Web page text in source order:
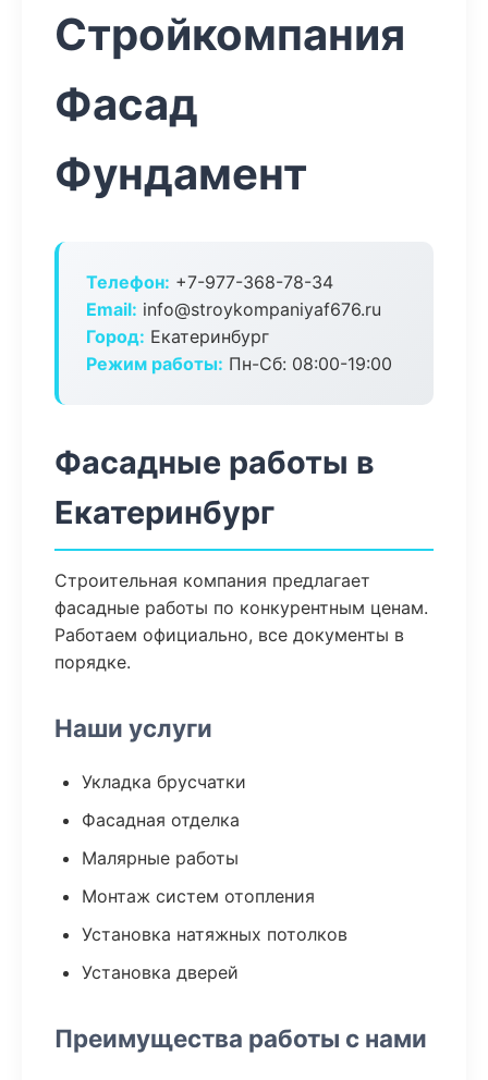
Стройкомпания
Фасад
Фундамент
Телефон: +7-977-368-78-34
Email: info@stroykompaniyaf676.ru
Город: Екатеринбург
Режим работы: Пн-Сб: 08:00-19:00
Фасадные работы в
Екатеринбург
Строительная компания предлагает
фасадные работы по конкурентным ценам.
Работаем официально, все документы в
порядке.
Наши услуги
Укладка брусчатки
Фасадная отделка
Малярные работы
Монтаж систем отопления
Установка натяжных потолков
Установка дверей
Преимущества работы с нами